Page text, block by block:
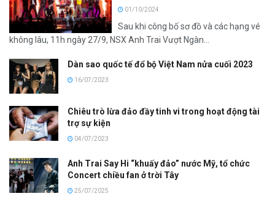
01/10/2024
Sau khi công bố sơ đồ và các hạng vé
không lâu, 11h ngày 27/9, NSX Anh Trai Vượt Ngàn...
Dàn sao quốc tế đổ bộ Việt Nam nửa cuối 2023
16/07/2023
Chiêu trò lừa đảo đầy tinh vi trong hoạt động tài
trợ sự kiện
04/07/2023
Anh Trai Say Hi “khuấy đảo” nước Mỹ, tổ chức
Concert chiều fan ở trời Tây
25/07/2025